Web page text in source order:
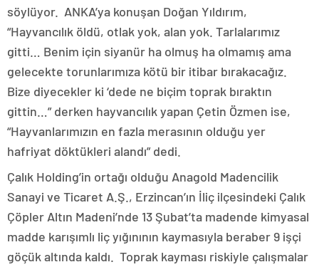
söylüyor. ANKA’ya konuşan Doğan Yıldırım,
“Hayvancılık öldü, otlak yok, alan yok. Tarlalarımız
gitti… Benim için siyanür ha olmuş ha olmamış ama
gelecekte torunlarımıza kötü bir itibar bırakacağız.
Bize diyecekler ki ‘dede ne biçim toprak bıraktın
gittin…” derken hayvancılık yapan Çetin Özmen ise,
“Hayvanlarımızın en fazla merasının olduğu yer
hafriyat döktükleri alandı” dedi.
Çalık Holding’in ortağı olduğu Anagold Madencilik
Sanayi ve Ticaret A.Ş., Erzincan’ın İliç ilçesindeki Çalık
Çöpler Altın Madeni’nde 13 Şubat’ta madende kimyasal
madde karışımlı liç yığınının kaymasıyla beraber 9 işçi
göçük altında kaldı. Toprak kayması riskiyle çalışmalar